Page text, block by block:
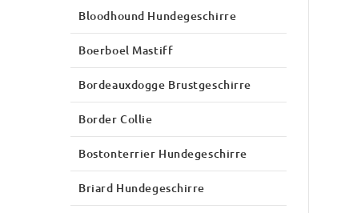
Bloodhound Hundegeschirre
Boerboel Mastiff
Bordeauxdogge Brustgeschirre
Border Collie
Bostonterrier Hundegeschirre
Briard Hundegeschirre